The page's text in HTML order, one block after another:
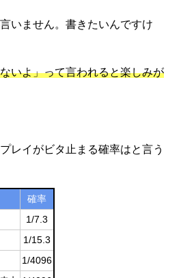
いません。書きたいんですけ
いよ」って言われると楽しみが
レイがビタ止まる確率はと言う
確率
1/7.3
1/15.3
1/4096